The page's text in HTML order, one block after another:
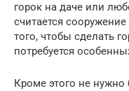
горок на даче или
считается
того, чтобы сделать
потребуется
Кроме этого не нужно